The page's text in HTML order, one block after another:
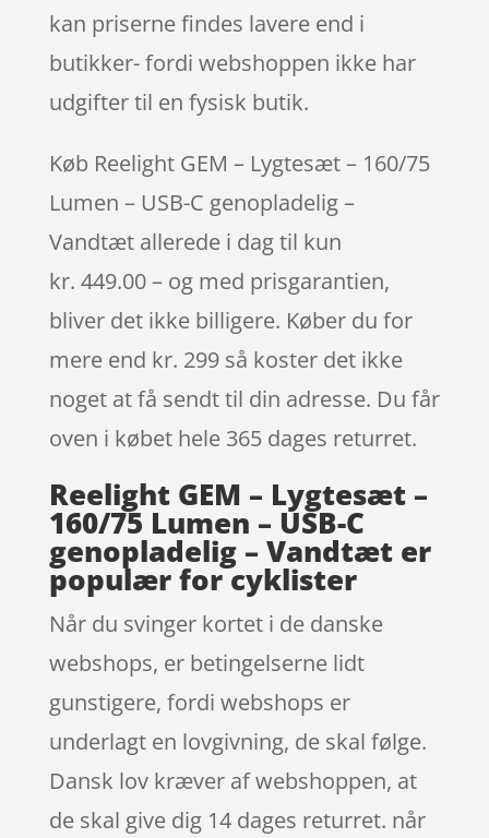
kan priserne findes lavere end i
butikker- fordi webshoppen ikke har
udgifter til en fysisk butik.
Køb Reelight GEM – Lygtesæt – 160/75
Lumen – USB-C genopladelig –
Vandtæt allerede i dag til kun
kr. 449.00 – og med prisgarantien,
bliver det ikke billigere. Køber du for
mere end kr. 299 så koster det ikke
noget at få sendt til din adresse. Du får
oven i købet hele 365 dages returret.
Reelight GEM – Lygtesæt –
160/75 Lumen – USB-C
genopladelig – Vandtæt er
populær for cyklister
Når du svinger kortet i de danske
webshops, er betingelserne lidt
gunstigere, fordi webshops er
underlagt en lovgivning, de skal følge.
Dansk lov kræver af webshoppen, at
de skal give dig 14 dages returret. når